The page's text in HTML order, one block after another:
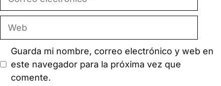
electrónico
Guarda mi nombre, correo electrónico y web en
este navegador para la próxima vez que
comente.